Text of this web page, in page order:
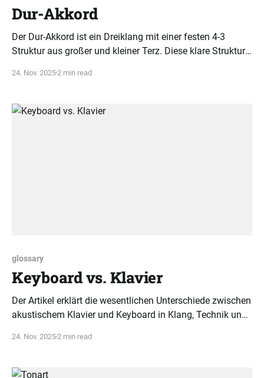
Dur-Akkord
Der Dur-Akkord ist ein Dreiklang mit einer festen 4-3
Struktur aus großer und kleiner Terz. Diese klare Struktur
24. Nov. 20252 min read
glossary
Keyboard vs. Klavier
Der Artikel erklärt die wesentlichen Unterschiede zwischen
akustischem Klavier und Keyboard in Klang, Technik und
24. Nov. 20252 min read